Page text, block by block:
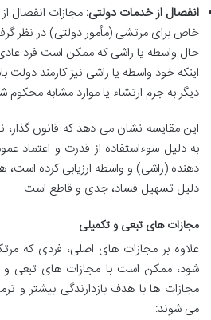
انفصال از خدمات دولتی: مجازات انفصال
خاص برای مرتشی (مأمور دولتی) در نظر
حال واسطه یا راشی که ممکن است فرد عادی
اینکه خود واسطه یا راشی نیز کارمند دولت
دیگر به جرم ارتشاء یا موارد مشابه محکوم
این مقایسه نشان می دهد که قانون
به دلیل سوءاستفاده از قدرت و اعتماد
دهنده (راشی) و واسطه ارزیابی کرده است،
دلیل تسهیل فساد، جدی و قاطع است.
مجازات های تبعی و تکمیلی
علاوه بر مجازات های اصلی، فردی که
شود، ممکن است با مجازات های تبعی و
مجازات ها با هدف بازدارندگی بیشتر و
می شوند: